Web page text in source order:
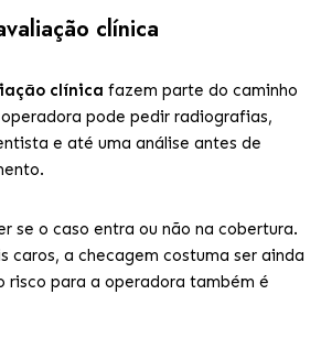
clínica
clínica fazem parte do caminho
pode pedir radiografias,
e até uma análise antes de
se o caso entra ou não na cobertura.
caros, a checagem costuma ser ainda
risco para a operadora também é